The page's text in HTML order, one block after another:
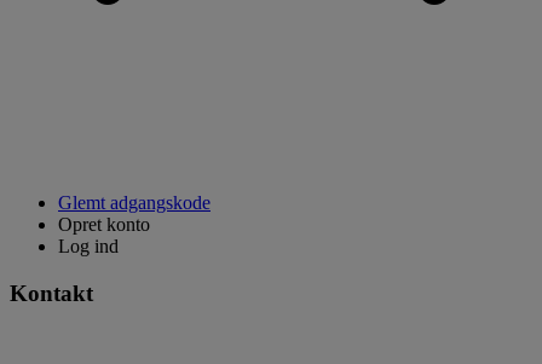
Glemt adgangskode
Opret konto
Log ind
Kontakt